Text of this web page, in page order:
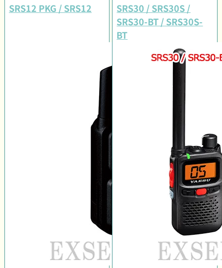
SRS12 PKG / SRS12
SRS30 / SRS30S /
SRS30-BT / SRS30S-
BT